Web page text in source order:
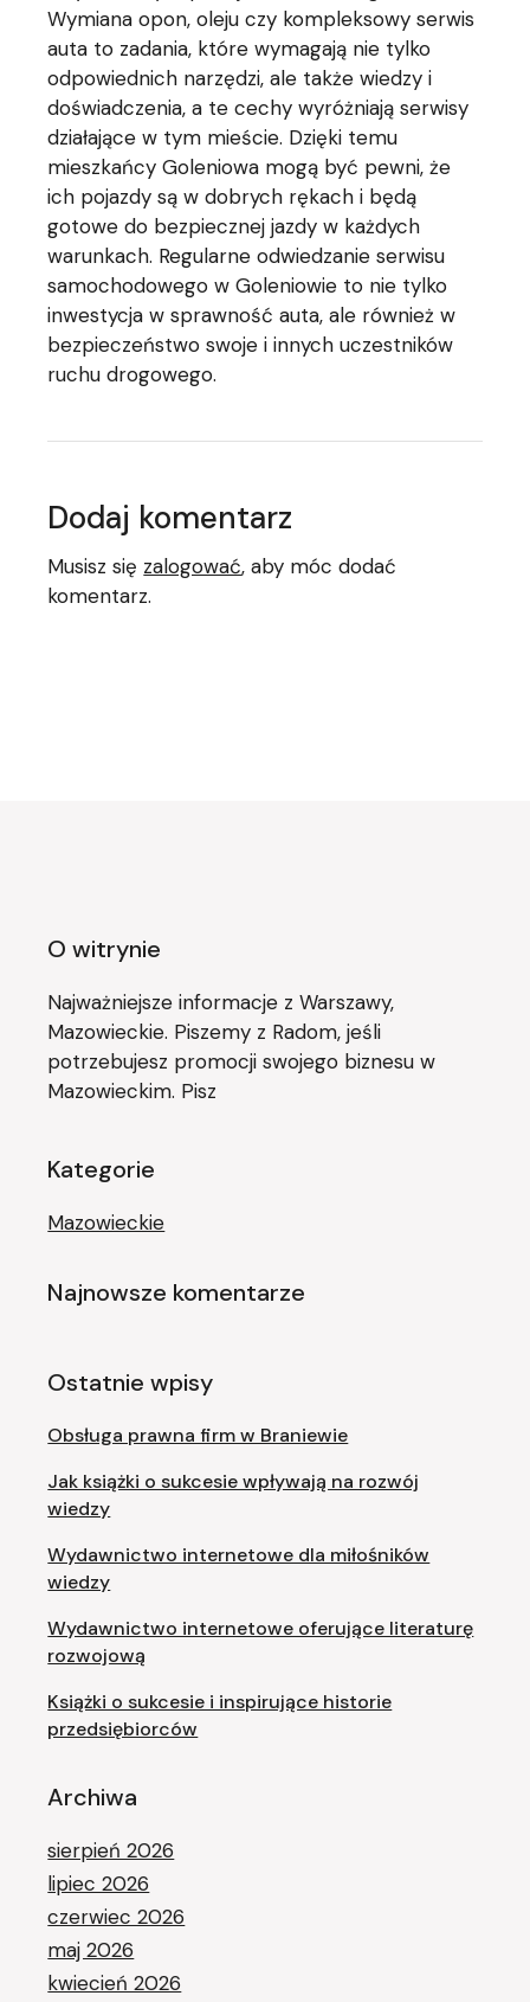
Wymiana opon, oleju czy kompleksowy serwis
auta to zadania, które wymagają nie tylko
odpowiednich narzędzi, ale także wiedzy i
doświadczenia, a te cechy wyróżniają serwisy
działające w tym mieście. Dzięki temu
mieszkańcy Goleniowa mogą być pewni, że
ich pojazdy są w dobrych rękach i będą
gotowe do bezpiecznej jazdy w każdych
warunkach. Regularne odwiedzanie serwisu
samochodowego w Goleniowie to nie tylko
inwestycja w sprawność auta, ale również w
bezpieczeństwo swoje i innych uczestników
ruchu drogowego.
Dodaj komentarz
Musisz się zalogować, aby móc dodać
komentarz.
O witrynie
Najważniejsze informacje z Warszawy,
Mazowieckie. Piszemy z Radom, jeśli
potrzebujesz promocji swojego biznesu w
Mazowieckim. Pisz
Kategorie
Mazowieckie
Najnowsze komentarze
Ostatnie wpisy
Obsługa prawna firm w Braniewie
Jak książki o sukcesie wpływają na rozwój
wiedzy
Wydawnictwo internetowe dla miłośników
wiedzy
Wydawnictwo internetowe oferujące literaturę
rozwojową
Książki o sukcesie i inspirujące historie
przedsiębiorców
Archiwa
sierpień 2026
lipiec 2026
czerwiec 2026
maj 2026
kwiecień 2026